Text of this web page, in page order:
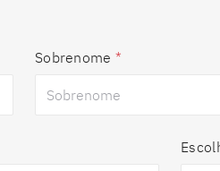
Sobrenome *